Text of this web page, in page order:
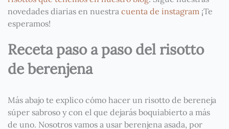
novedades diarias en nuestra cuenta de instagram ¡Te
esperamos!
Receta paso a paso del risotto
de berenjena
Más abajo te explico cómo hacer un risotto de bereneja
súper sabroso y con el que dejarás boquiabierto a más
de uno. Nosotros vamos a usar berenjena asada, por